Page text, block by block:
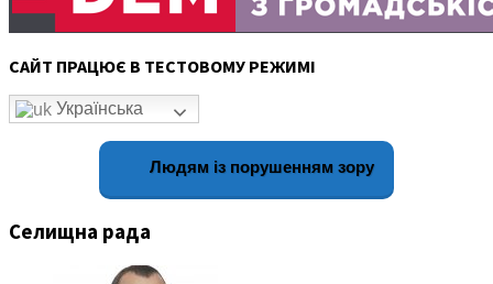
САЙТ ПРАЦЮЄ В ТЕСТОВОМУ РЕЖИМІ
Українська
Людям із порушенням зору
Селищна рада